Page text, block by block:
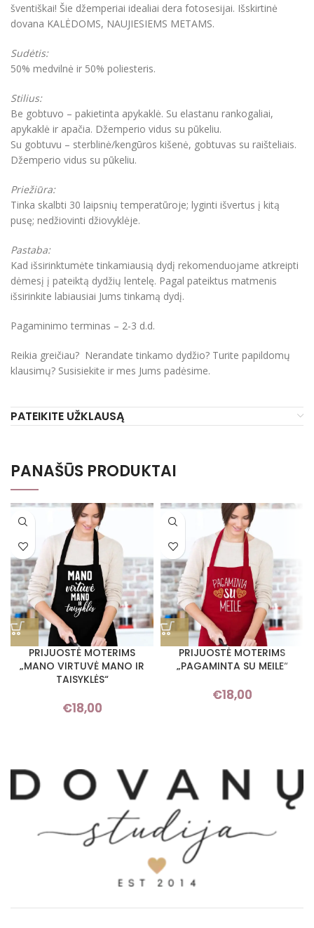
šventiškai! Šie džemperiai idealiai dera fotosesijai. Išskirtinė
dovana KALĖDOMS, NAUJIESIEMS METAMS.
Sudėtis:
50% medvilnė ir 50% poliesteris.
Stilius:
Be gobtuvo – pakietinta apykaklė. Su elastanu rankogaliai,
apykaklė ir apačia. Džemperio vidus su pūkeliu.
Su gobtuvu – sterblinė/kengūros kišenė, gobtuvas su raišteliais.
Džemperio vidus su pūkeliu.
Priežiūra:
Tinka skalbti 30 laipsnių temperatūroje; lyginti išvertus į kitą
pusę; nedžiovinti džiovyklėje.
Pastaba:
Kad išsirinktumėte tinkamiausią dydį rekomenduojame atkreipti
dėmesį į pateiktą dydžių lentelę. Pagal pateiktus matmenis
išsirinkite labiausiai Jums tinkamą dydį.
Pagaminimo terminas – 2-3 d.d.
Reikia greičiau? Nerandate tinkamo dydžio? Turite papildomų
klausimų? Susisiekite ir mes Jums padėsime.
PATEIKITE UŽKLAUSĄ
PANAŠŪS PRODUKTAI
PRIJUOSTĖ MOTERIMS
„MANO VIRTUVĖ MANO IR
TAISYKLĖS“
€18,00
PRIJUOSTĖ MOTERIMS
„PAGAMINTA SU MEILE“
€18,00